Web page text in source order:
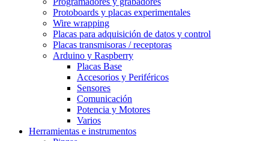
Protoboards y placas experimentales
Wire wrapping
Placas para adquisición de datos y control
Placas transmisoras / receptoras
Arduino y Raspberry
Placas Base
Accesorios y Periféricos
Sensores
Comunicación
Potencia y Motores
Varios
Herramientas e instrumentos